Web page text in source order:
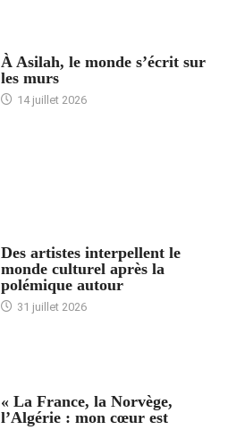
À Asilah, le monde s’écrit sur
les murs
14 juillet 2026
Des artistes interpellent le
monde culturel après la
polémique autour
31 juillet 2026
« La France, la Norvège,
l’Algérie : mon cœur est